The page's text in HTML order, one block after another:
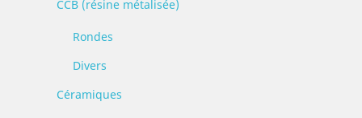
CCB (résine métalisée)
Rondes
Divers
Céramiques